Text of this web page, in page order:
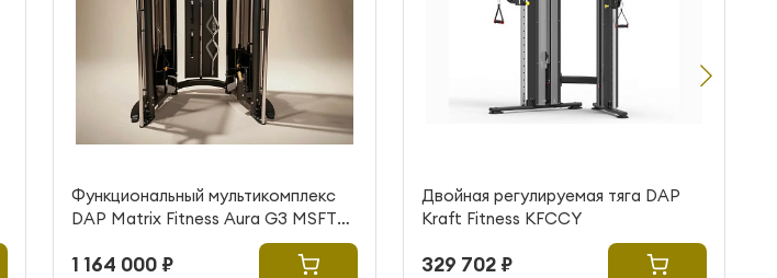
Функциональный мультикомплекс
DAP Matrix Fitness Aura G3 MSFT
300 (витринный образец)
1 164 000 ₽
Двойная регулируемая тяга DAP
Kraft Fitness KFCCY
329 702 ₽